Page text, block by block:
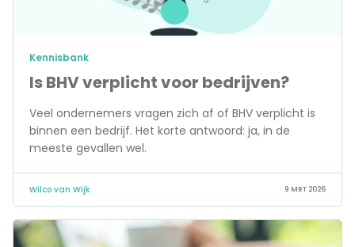
Is BHV verplicht voor bedrijven?
Kennisbank
Veel ondernemers vragen zich af of BHV verplicht is
binnen een bedrijf. Het korte antwoord: ja, in de
meeste gevallen wel.
Wilco van Wijk 9 MRT 2026